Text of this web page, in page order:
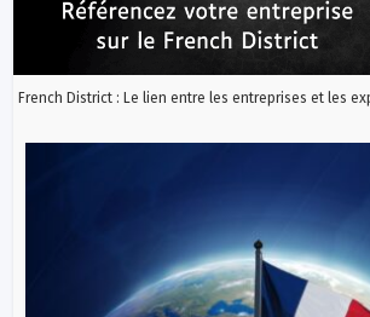
French District : Le lien entre les entreprises et les